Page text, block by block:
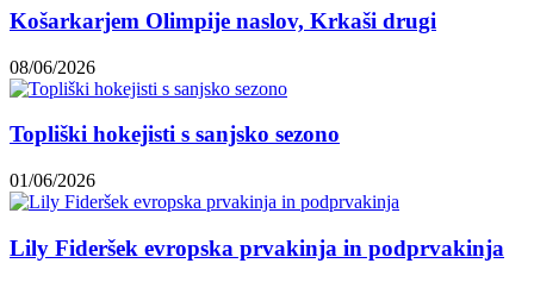
Košarkarjem Olimpije naslov, Krkaši drugi
08/06/2026
Topliški hokejisti s sanjsko sezono
01/06/2026
Lily Fideršek evropska prvakinja in podprvakinja